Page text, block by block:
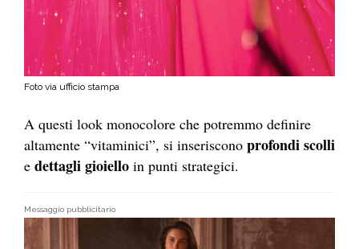
Foto via ufficio stampa
A questi look monocolore che potremmo definire
altamente “vitaminici”, si inseriscono profondi scolli
e dettagli gioiello in punti strategici.
Messaggio pubblicitario